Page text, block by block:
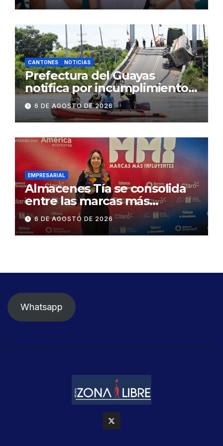
2.500 jóvenes
CANTONES NOTICIAS
Prefectura del Guayas
notifica por incumplimiento
contractual a la
Concesionaria CONORTE y
exige celeridad en
desmontaje del puente
Gonzalo Icaza Cornejo, en
Daule
6 DE AGOSTO DE 2026
EMPRESARIAL
Almacenes Tía se consolida
entre las marcas más
influyentes del Ecuador
6 DE AGOSTO DE 2026
Whatsapp